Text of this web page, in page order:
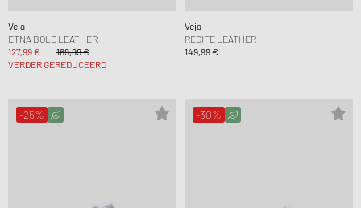
Veja
ETNA BOLD LEATHER
127,99 €
169,99 €
VERDER GEREDUCEERD
Veja
RECIFE LEATHER
149,99 €
-25% -30%